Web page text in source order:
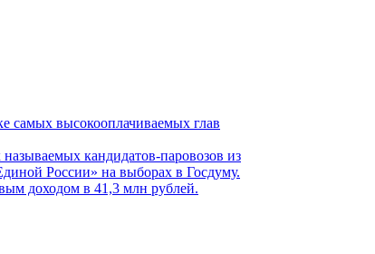
самых высокооплачиваемых глав
кандидатов-паровозов из
России» на выборах в Госдуму.
доходом в 41,3 млн рублей.